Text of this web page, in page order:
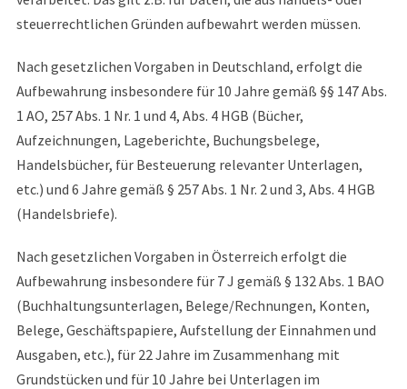
steuerrechtlichen Gründen aufbewahrt werden müssen.
Nach gesetzlichen Vorgaben in Deutschland, erfolgt die
Aufbewahrung insbesondere für 10 Jahre gemäß §§ 147 Abs.
1 AO, 257 Abs. 1 Nr. 1 und 4, Abs. 4 HGB (Bücher,
Aufzeichnungen, Lageberichte, Buchungsbelege,
Handelsbücher, für Besteuerung relevanter Unterlagen,
etc.) und 6 Jahre gemäß § 257 Abs. 1 Nr. 2 und 3, Abs. 4 HGB
(Handelsbriefe).
Nach gesetzlichen Vorgaben in Österreich erfolgt die
Aufbewahrung insbesondere für 7 J gemäß § 132 Abs. 1 BAO
(Buchhaltungsunterlagen, Belege/Rechnungen, Konten,
Belege, Geschäftspapiere, Aufstellung der Einnahmen und
Ausgaben, etc.), für 22 Jahre im Zusammenhang mit
Grundstücken und für 10 Jahre bei Unterlagen im